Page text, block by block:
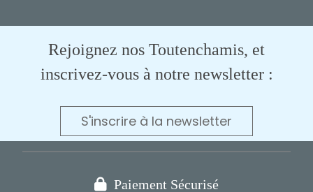
Rejoignez nos Toutenchamis, et
inscrivez-vous à notre newsletter :
S'inscrire à la newsletter
 Paiement Sécurisé